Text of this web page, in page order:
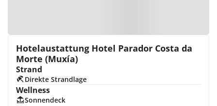
Hotelaustattung Hotel Parador Costa da
Morte (Muxía)
Strand
Direkte Strandlage
Wellness
Sonnendeck